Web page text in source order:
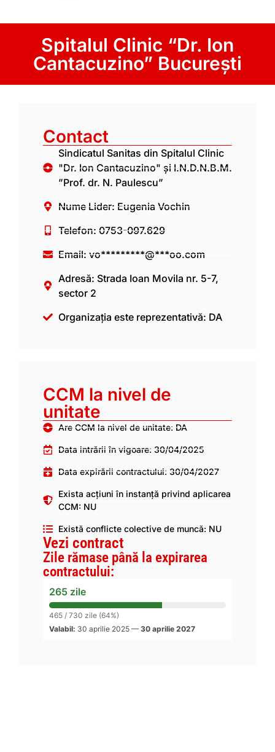
Spitalul Clinic “Dr. Ion
Cantacuzino” București
Contact
Sindicatul Sanitas din Spitalul Clinic
"Dr. Ion Cantacuzino" și I.N.D.N.B.M.
”Prof. dr. N. Paulescu”
Nume Lider: Eugenia Vochin
Telefon: 0753-097.629
Email: vo*********@***oo.com
Adresă: Strada Ioan Movila nr. 5-7,
sector 2
Organizația este reprezentativă: DA
CCM la nivel de
unitate
Are CCM la nivel de unitate: DA
Data intrării în vigoare: 30/04/2025
Data expirării contractului: 30/04/2027
Exista acțiuni în instanță privind aplicarea
CCM: NU
Există conflicte colective de muncă: NU
Vezi contract
Zile rămase până la expirarea
contractului:
265 zile
465 / 730 zile (64%)
Valabil: 30 aprilie 2025 — 30 aprilie 2027